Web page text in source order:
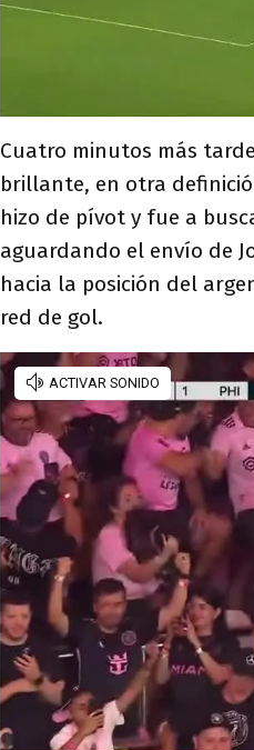
Cuatro minutos más
brillante, en otra
hizo de pívot y fue a
aguardando el envío de
hacia la posición del
red de gol.